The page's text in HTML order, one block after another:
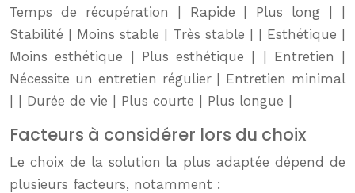
Temps de récupération | Rapide | Plus long | |
Stabilité | Moins stable | Très stable | | Esthétique |
Moins esthétique | Plus esthétique | | Entretien |
Nécessite un entretien régulier | Entretien minimal
| | Durée de vie | Plus courte | Plus longue |
Facteurs à considérer lors du choix
Le choix de la solution la plus adaptée dépend de
plusieurs facteurs, notamment :